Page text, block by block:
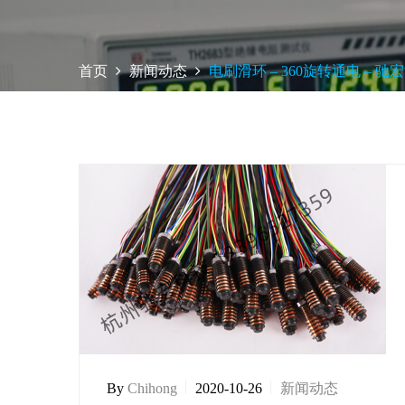
首页 新闻动态 电刷滑环 – 360旋转通电 – 驰
By Chihong 2020-10-26 新闻动态